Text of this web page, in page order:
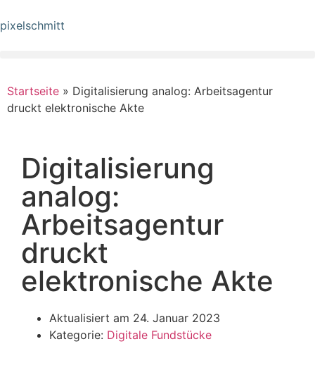
pixelschmitt
Startseite » Digitalisierung analog: Arbeitsagentur
druckt elektronische Akte
Digitalisierung
analog:
Arbeitsagentur
druckt
elektronische Akte
Aktualisiert am 24. Januar 2023
Kategorie: Digitale Fundstücke